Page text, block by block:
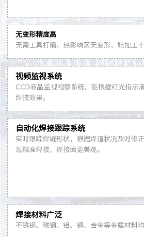
无变形精度高
无需工具打磨，热影响区无变形，能加工
视频监视系统
CCD液晶监视视察系统，能根据红光指示
焊接效果。
自动化焊接跟踪系统
实时跟踪焊缝形状，根据焊道状况及时修
现精准焊接，焊接面更美观。
焊接材料广泛
不锈钢、碳钢、铝、铜、合金等金属材料均